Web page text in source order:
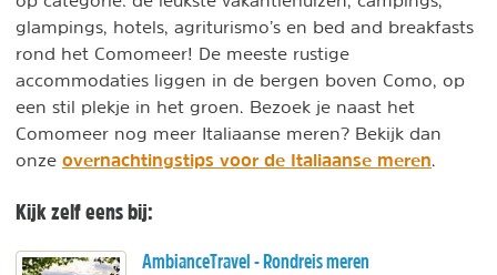
glampings, hotels, agriturismo’s en bed and breakfasts
rond het Comomeer! De meeste rustige
accommodaties liggen in de bergen boven Como, op
een stil plekje in het groen. Bezoek je naast het
Comomeer nog meer Italiaanse meren? Bekijk dan
onze overnachtingstips voor de Italiaanse meren
Kijk zelf eens bij:
AmbianceTravel - Rondreis meren